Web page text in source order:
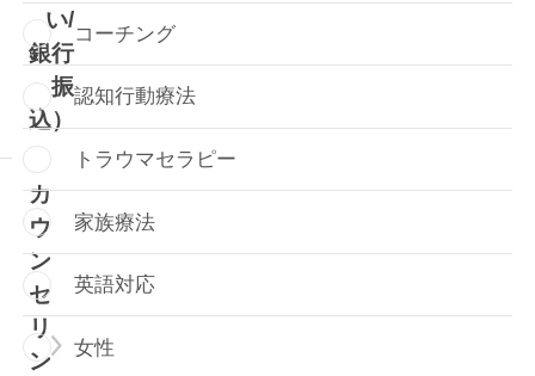
い/
銀行
振
込）
カ
ウ
ン
セ
リ
ン
コーチング
認知行動療法
トラウマセラピー
家族療法
英語対応
女性